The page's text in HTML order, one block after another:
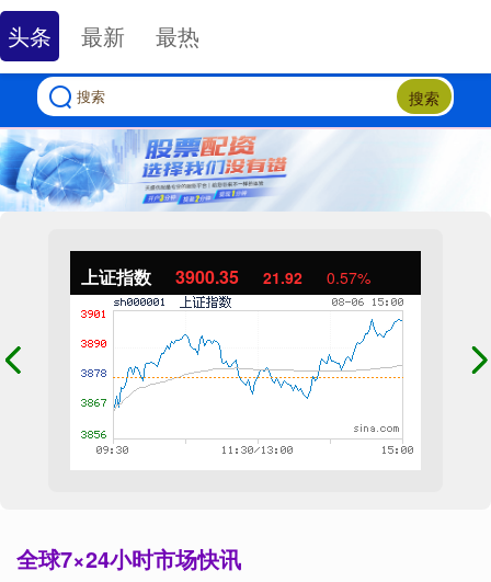
搜索
上证指数 3900.35 21.92 0.57%
全球7×24小时市场快讯
头条 最新 最热